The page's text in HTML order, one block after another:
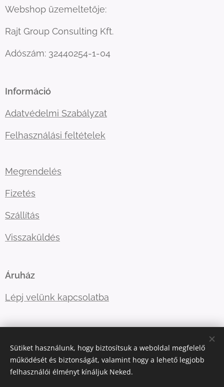
Webshop üzemeltetője:
Rajt Group Consulting Kft.
Adószám: 32440254-1-04
Információ
Adatvédelmi Szabályzat
Felhasználási feltételek
Megrendelés
Fizetés
Szállítás
Visszaküldés
Áruház
Lépj velünk kapcsolatba
ugyfelszolgalat@kellegyjopolo.hu
Telefonszám:+36208529555
Sütiket használunk, hogy biztosítsuk a weboldal megfelelő
működését és biztonságát, valamint hogy a lehető legjobb
felhasználói élményt kínáljuk Neked.